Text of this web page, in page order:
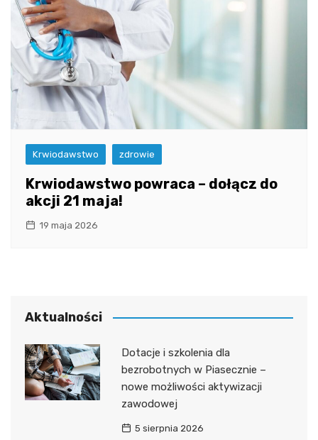
Krwiodawstwo zdrowie
Krwiodawstwo powraca – dołącz do
akcji 21 maja!
19 maja 2026
Aktualności
Dotacje i szkolenia dla
bezrobotnych w Piasecznie –
nowe możliwości aktywizacji
zawodowej
5 sierpnia 2026